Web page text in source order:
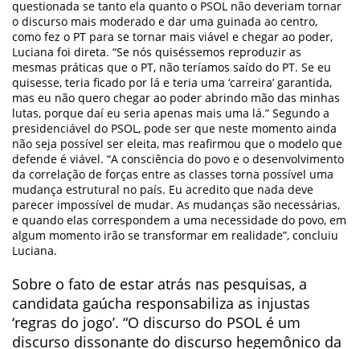
questionada se tanto ela quanto o PSOL não deveriam tornar
o discurso mais moderado e dar uma guinada ao centro,
como fez o PT para se tornar mais viável e chegar ao poder,
Luciana foi direta. “Se nós quiséssemos reproduzir as
mesmas práticas que o PT, não teríamos saído do PT. Se eu
quisesse, teria ficado por lá e teria uma ‘carreira’ garantida,
mas eu não quero chegar ao poder abrindo mão das minhas
lutas, porque daí eu seria apenas mais uma lá.” Segundo a
presidenciável do PSOL, pode ser que neste momento ainda
não seja possível ser eleita, mas reafirmou que o modelo que
defende é viável. “A consciência do povo e o desenvolvimento
da correlação de forças entre as classes torna possível uma
mudança estrutural no país. Eu acredito que nada deve
parecer impossível de mudar. As mudanças são necessárias,
e quando elas correspondem a uma necessidade do povo, em
algum momento irão se transformar em realidade”, concluiu
Luciana.
Sobre o fato de estar atrás nas pesquisas, a
candidata gaúcha responsabiliza as injustas
‘regras do jogo’. “O discurso do PSOL é um
discurso dissonante do discurso hegemônico da